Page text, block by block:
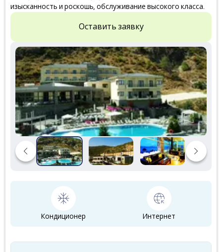
изысканность и роскошь, обслуживание высокого класса.
Оставить заявку
Кондиционер Интернет